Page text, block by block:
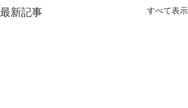
最新記事 すべて表示